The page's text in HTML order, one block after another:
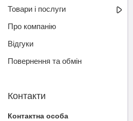
Товари і послуги
Про компанію
Відгуки
Повернення та обмін
Контакти